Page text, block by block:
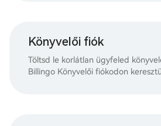
Könyvelői fiók
Töltsd le korlátlan ügyfeled
Billingo Könyvelői fiókodon